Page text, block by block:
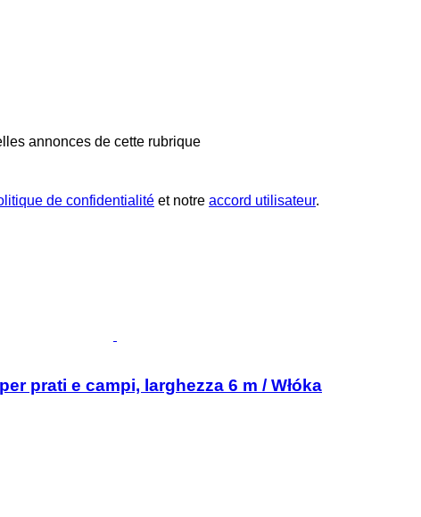
annonces de cette rubrique
de confidentialité et notre accord utilisateur.
prati e campi, larghezza 6 m / Włóka